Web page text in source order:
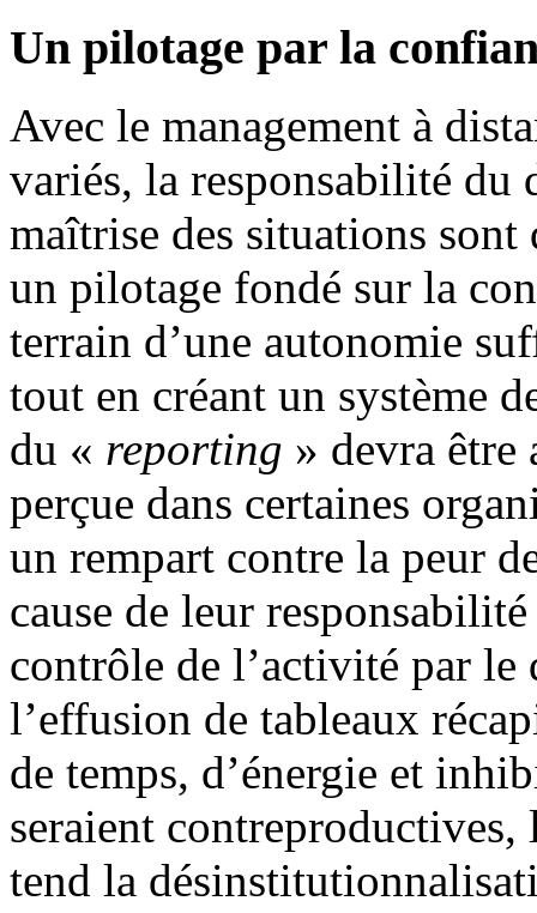
Un pilotage par la
Avec le management à
variés, la responsabilité du
maîtrise des situations
un pilotage fondé sur la
terrain d’une autonomie
tout en créant un système
du « reporting » devra
perçue dans certaines
un rempart contre la peur
cause de leur
contrôle de l’activité par le
l’effusion de tableaux
de temps, d’énergie et
seraient
tend la